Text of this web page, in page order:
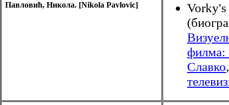
Павловић, Никола. [Nikola Pavlovic]
филма:
Славко